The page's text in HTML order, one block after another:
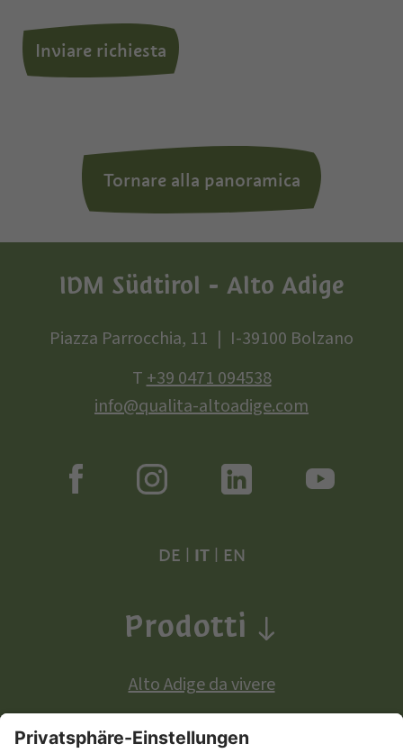
Inviare richiesta
Tornare alla panoramica
Letto e compreso la
autorizzo il Titolare al trattamento dei
*= campi obbligatori
IDM Südtirol - Alto Adige
Piazza Parrocchia, 11
I-39100 Bolzano
T+39 0471 094538
info@qualita-altoadige.com
DE IT| EN
Prodotti
Alto Adige da vivere
Prodotti a denominazione di origine europea: